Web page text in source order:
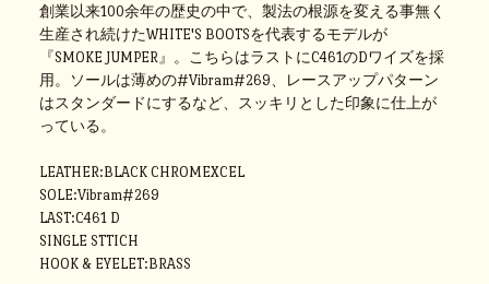
創業以来100余年の歴史の中で、製法の根源を変える事無く
生産され続けたWHITE'S BOOTSを代表するモデルが
『SMOKE JUMPER』。こちらはラストにC461のDワイズを採
用。ソールは薄めの#Vibram#269、レースアップパターン
はスタンダードにするなど、スッキリとした印象に仕上が
っている。
LEATHER:BLACK CHROMEXCEL
SOLE:Vibram#269
LAST:C461 D
SINGLE STTICH
HOOK & EYELET:BRASS